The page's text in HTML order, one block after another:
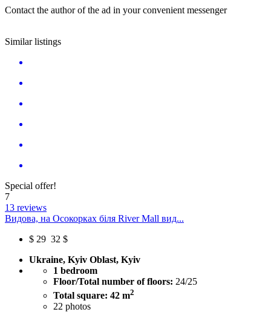
Contact the author of the ad in your convenient messenger
Similar listings
Special offer!
7
13 reviews
Видова, на Осокорках біля River Mall вид...
$ 29 32 $
Ukraine, Kyiv Oblast, Kyiv
1 bedroom
Floor/Total number of floors: 24/25
Total square: 42 m2
22 photos